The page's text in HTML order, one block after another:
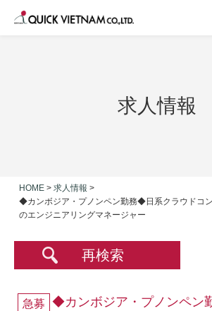
求人情報
HOME > 求人情報 >
◆カンボジア・プノンペン勤務◆日系クラウドコ
のエンジニアリングマネージャー
再検索
急募
◆カンボジア・プノンペン